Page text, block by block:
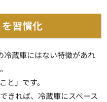
を習慣化
冷蔵庫にはない特徴があれ
と」です。
きれば、冷蔵庫にスペース